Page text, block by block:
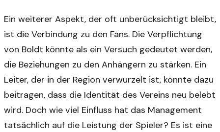
Ein weiterer Aspekt, der oft unberücksichtigt bleibt,
ist die Verbindung zu den Fans. Die Verpflichtung
von Boldt könnte als ein Versuch gedeutet werden,
die Beziehungen zu den Anhängern zu stärken. Ein
Leiter, der in der Region verwurzelt ist, könnte dazu
beitragen, dass die Identität des Vereins neu belebt
wird. Doch wie viel Einfluss hat das Management
tatsächlich auf die Leistung der Spieler? Es ist eine